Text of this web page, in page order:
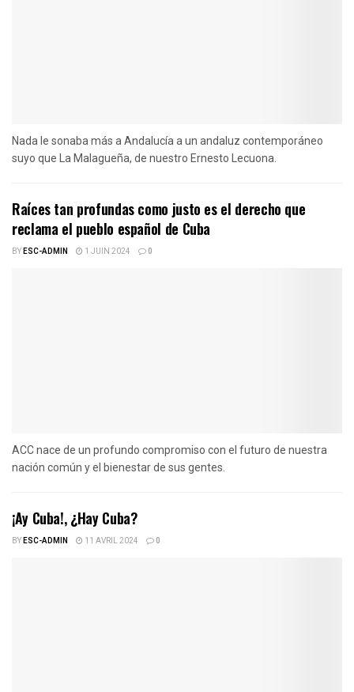
Nada le sonaba más a Andalucía a un andaluz contemporáneo
suyo que La Malagueña, de nuestro Ernesto Lecuona.
Raíces tan profundas como justo es el derecho que
reclama el pueblo español de Cuba
BYESC-ADMIN 1 JUIN 2024 0
ACC nace de un profundo compromiso con el futuro de nuestra
nación común y el bienestar de sus gentes.
¡Ay Cuba!, ¿Hay Cuba?
BYESC-ADMIN 11 AVRIL 2024 0